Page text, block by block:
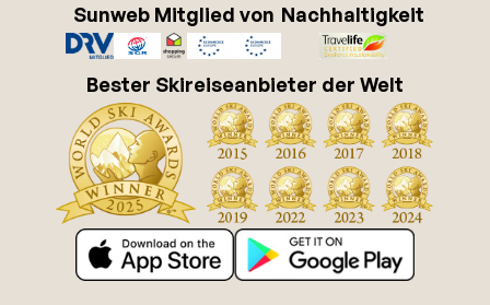
Sunweb Mitglied von Nachhaltigkeit
Bester Skireiseanbieter der Welt